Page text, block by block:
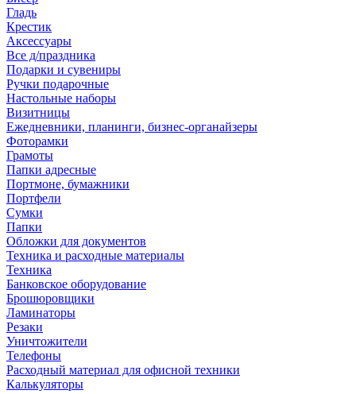
Гладь
Крестик
Аксессуары
Все д/праздника
Подарки и сувениры
Ручки подарочные
Настольные наборы
Визитницы
Ежедневники, планинги, бизнес-органайзеры
Фоторамки
Грамоты
Папки адресные
Портмоне, бумажники
Портфели
Сумки
Папки
Обложки для документов
Техника и расходные материалы
Техника
Банковское оборудование
Брошюровщики
Ламинаторы
Резаки
Уничтожители
Телефоны
Расходный материал для офисной техники
Калькуляторы